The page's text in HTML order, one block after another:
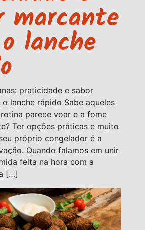
marcante
lanche
praticidade e sabor
o lanche rápido Sabe aqueles
parece voar e a fome
Ter opções práticas e muito
próprio congelador é a
Quando falamos em unir
feita na hora com a
[…]